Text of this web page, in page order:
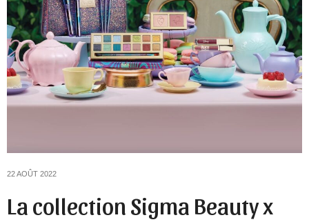
22 AOÛT 2022
La collection Sigma Beauty x